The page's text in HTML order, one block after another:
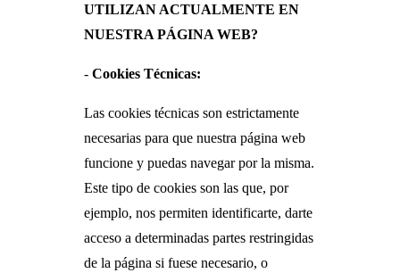
UTILIZAN ACTUALMENTE EN
NUESTRA PÁGINA WEB?
-Cookies Técnicas:
Las cookies técnicas son estrictamente
necesarias para que nuestra página web
funcione y puedas navegar por la misma.
Este tipo de cookies son las que, por
ejemplo, nos permiten identificarte, darte
acceso a determinadas partes restringidas
de la página si fuese necesario, o